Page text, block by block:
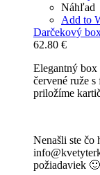
Náhľad
Add to
Darčekový
62.80 €
Elegantný box
červené ruže
priložíme
Nenašli ste čo
požiadaviek 🙂